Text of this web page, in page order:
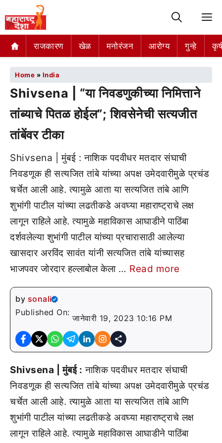
राजकारण खेळ मनोरंजन आरोग्य गुन्हे
Home » India
Shivsena | “या निवडणुकीच्या निमित्ताने
तांब्याचे पितळ होईल”; शिवसेनेची सत्यजीत
तांबेंवर टीका
Shivsena | मुंबई : नाशिक पदवीधर मतदार संघाची
निवडणूक ही सत्यजित तांबे यांच्या अपक्ष उमेदवारीमुळे प्रचंड
चर्चेत आली आहे. त्यामुळे आता या सत्यजित तांबे आणि
शुभांगी पाटील यांच्या लढतीकडे अवघ्या महाराष्ट्राचे लक्ष
लागून राहिले आहे. त्यामुळे महाविकास आघाडीने पाठिंबा
दर्शवलेल्या शुभांगी पाटील यांच्या प्रचारासाठी आलेल्या
खासदार अरविंद सावंत यांनी सत्यजित तांबे यांच्यासह
भाजपवर जोरदार हल्लाबोल केला … Read more
by sonali
Published On:
जानेवारी 19, 2023 10:16 PM
Shivsena | मुंबई : नाशिक पदवीधर मतदार संघाची
निवडणूक ही सत्यजित तांबे यांच्या अपक्ष उमेदवारीमुळे प्रचंड
चर्चेत आली आहे. त्यामुळे आता या सत्यजित तांबे आणि
शुभांगी पाटील यांच्या लढतीकडे अवघ्या महाराष्ट्राचे लक्ष
लागून राहिले आहे. त्यामुळे महाविकास आघाडीने पाठिंबा